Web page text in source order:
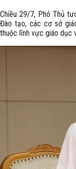
Chiều 29/7, Phó Thủ
Đào tạo, các cơ sở
thuộc lĩnh vực giáo dục